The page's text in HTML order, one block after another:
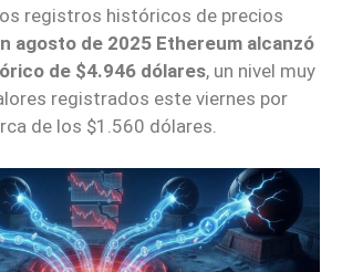
registros históricos de precios
agosto de 2025 Ethereum alcanzó
de $4.946 dólares, un nivel muy
registrados este viernes por
de los $1.560 dólares.